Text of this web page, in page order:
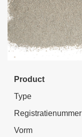
Product
Type
Registratienummer
Vorm